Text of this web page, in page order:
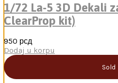
1/72 La-5 3D Dekali
ClearProp kit)
950 рсд
Dodaj u korpu
Sold